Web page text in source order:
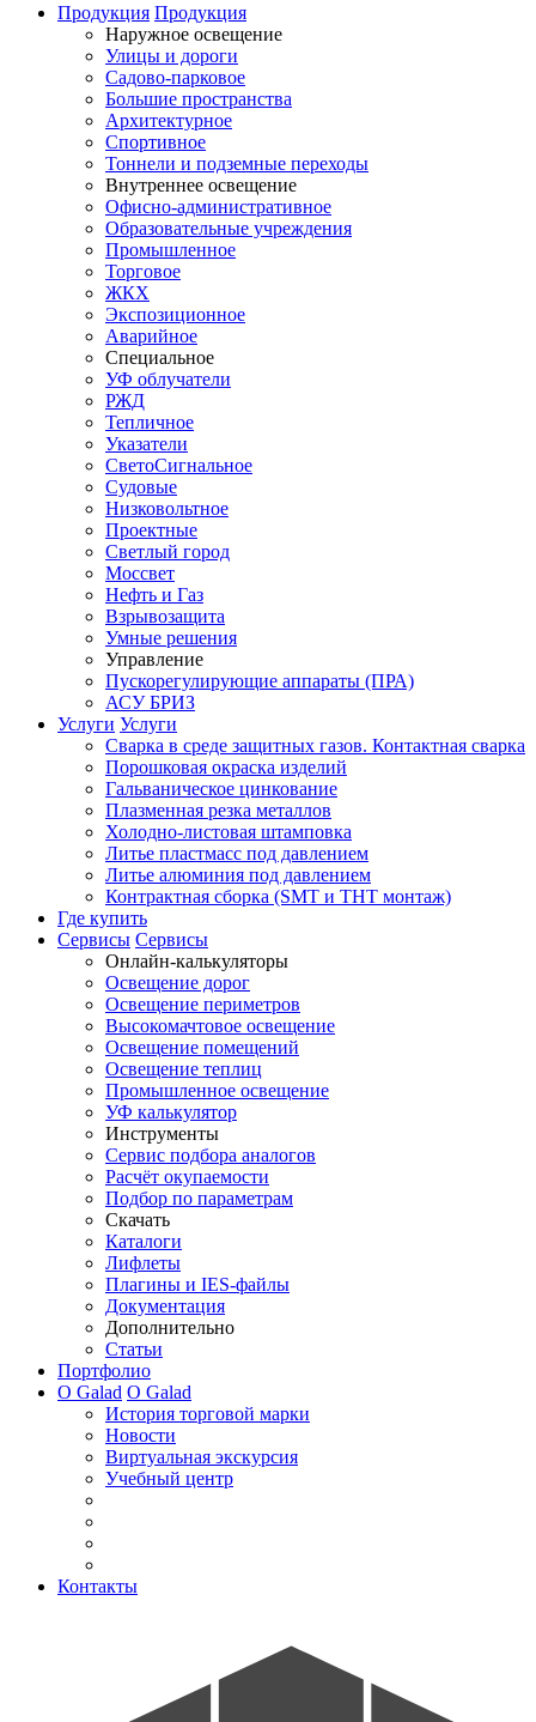
Продукция Продукция
Наружное освещение
Улицы и дороги
Садово-парковое
Большие пространства
Архитектурное
Спортивное
Тоннели и подземные переходы
Внутреннее освещение
Офисно-административное
Образовательные учреждения
Промышленное
Торговое
ЖКХ
Экспозиционное
Аварийное
Специальное
УФ облучатели
РЖД
Тепличное
Указатели
СветоСигнальное
Судовые
Низковольтное
Проектные
Светлый город
Моссвет
Нефть и Газ
Взрывозащита
Умные решения
Управление
Пускорегулирующие аппараты (ПРА)
АСУ БРИЗ
Услуги Услуги
Сварка в среде защитных газов. Контактная сварка
Порошковая окраска изделий
Гальваническое цинкование
Плазменная резка металлов
Холодно-листовая штамповка
Литье пластмасс под давлением
Литье алюминия под давлением
Контрактная сборка (SMT и THT монтаж)
Где купить
Сервисы Сервисы
Онлайн-калькуляторы
Освещение дорог
Освещение периметров
Высокомачтовое освещение
Освещение помещений
Освещение теплиц
Промышленное освещение
УФ калькулятор
Инструменты
Сервис подбора аналогов
Расчёт окупаемости
Подбор по параметрам
Скачать
Каталоги
Лифлеты
Плагины и IES-файлы
Документация
Дополнительно
Статьи
Портфолио
О Galad О Galad
История торговой марки
Новости
Виртуальная экскурсия
Учебный центр
Контакты